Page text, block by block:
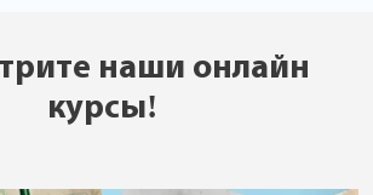
наши онлайн
курсы!